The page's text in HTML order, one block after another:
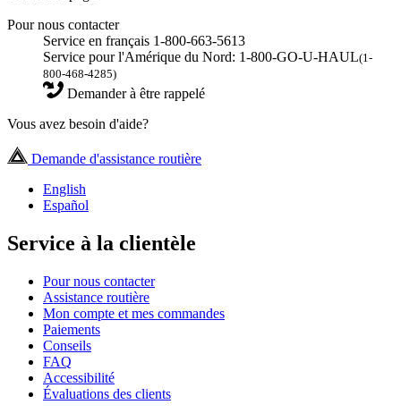
Pour nous contacter
Service en français 1-800-663-5613
Service pour l'Amérique du Nord: 1-800-GO-U-HAUL(1-
800-468-4285)
Demander à être rappelé
Vous avez besoin d'aide?
Demande d'assistance routière
English
Español
Service à la clientèle
Pour nous contacter
Assistance routière
Mon compte et mes commandes
Paiements
Conseils
FAQ
Accessibilité
Évaluations des clients